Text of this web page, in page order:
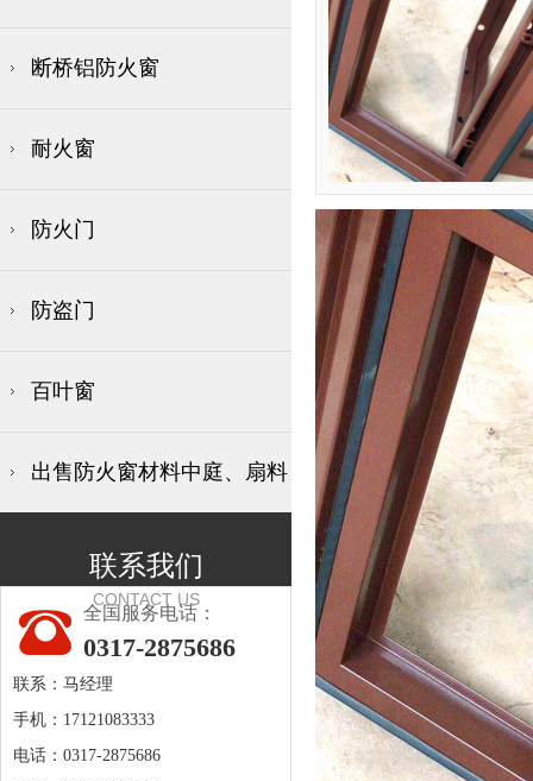
断桥铝防火窗
耐火窗
防火门
防盗门
百叶窗
出售防火窗材料中庭、扇料
联系我们
CONTACT US
全国服务电话：
0317-2875686
联系：马经理
手机：17121083333
电话：0317-2875686